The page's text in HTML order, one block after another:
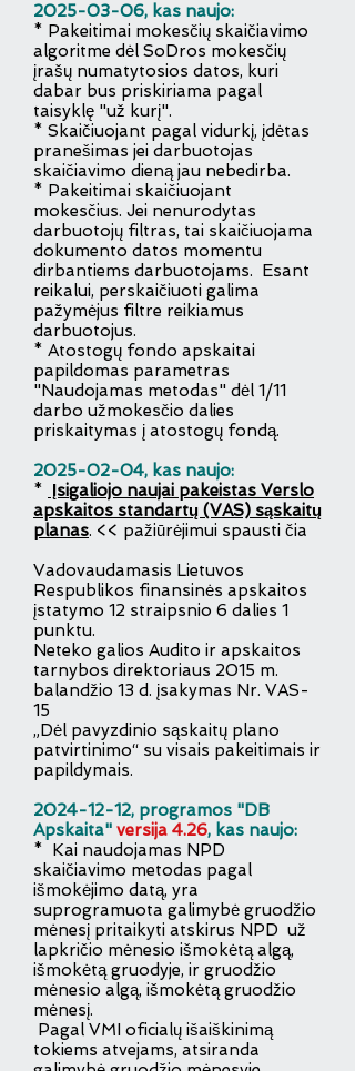
2025-03-06, kas naujo:
* Pakeitimai mokesčių skaičiavimo
algoritme dėl SoDros mokesčių
įrašų numatytosios datos, kuri
dabar bus priskiriama pagal
taisyklę "už kurį".
* Skaičiuojant pagal vidurkį, įdėtas
pranešimas jei darbuotojas
skaičiavimo dieną jau nebedirba.
* Pakeitimai skaičiuojant
mokesčius. Jei nenurodytas
darbuotojų filtras, tai skaičiuojama
dokumento datos momentu
dirbantiems darbuotojams. Esant
reikalui, perskaičiuoti galima
pažymėjus filtre reikiamus
darbuotojus.
* Atostogų fondo apskaitai
papildomas parametras
"Naudojamas metodas" dėl 1/11
darbo užmokesčio dalies
priskaitymas į atostogų fondą.
2025-02-04, kas naujo:
* Įsigaliojo naujai pakeistas Verslo
apskaitos standartų (VAS) sąskaitų
planas. << pažiūrėjimui spausti čia
Vadovaudamasis Lietuvos
Respublikos finansinės apskaitos
įstatymo 12 straipsnio 6 dalies 1
punktu.
Neteko galios Audito ir apskaitos
tarnybos direktoriaus 2015 m.
balandžio 13 d. įsakymas Nr. VAS-
15
„Dėl pavyzdinio sąskaitų plano
patvirtinimo“ su visais pakeitimais ir
papildymais.
2024-12-12, programos "DB
Apskaita" versija 4.26, kas naujo:
* Kai naudojamas NPD
skaičiavimo metodas pagal
išmokėjimo datą, yra
suprogramuota galimybė gruodžio
mėnesį pritaikyti atskirus NPD už
lapkričio mėnesio išmokėtą algą,
išmokėtą gruodyje, ir gruodžio
mėnesio algą, išmokėtą gruodžio
mėnesį.
Pagal VMI oficialų išaiškinimą
tokiems atvejams, atsiranda